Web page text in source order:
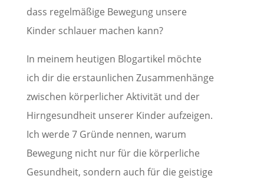
dass regelmäßige Bewegung unsere
Kinder schlauer machen kann?
In meinem heutigen Blogartikel möchte
ich dir die erstaunlichen Zusammenhänge
zwischen körperlicher Aktivität und der
Hirngesundheit unserer Kinder aufzeigen.
Ich werde 7 Gründe nennen, warum
Bewegung nicht nur für die körperliche
Gesundheit, sondern auch für die geistige